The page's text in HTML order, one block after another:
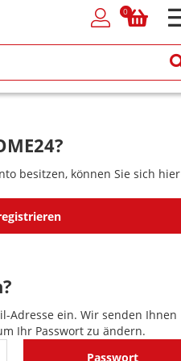
0
0
besitzen, können Sie sich hier
Adresse ein. Wir senden Ihnen
Ihr Passwort zu ändern.
Passwort